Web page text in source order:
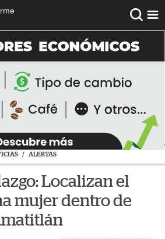
/ ALERTAS
Localizan el
mujer dentro de